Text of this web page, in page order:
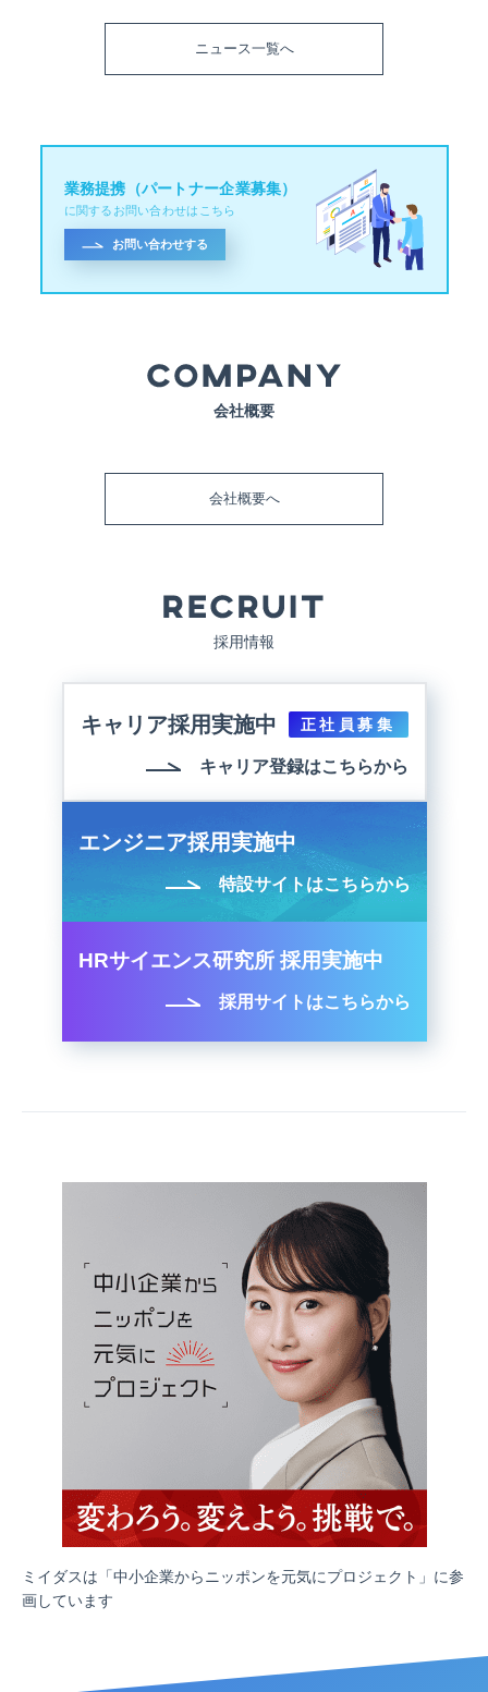
ニュース一覧へ
業務提携（パートナー企業募集）
に関するお問い合わせはこちら
お問い合わせする
会社概要
会社概要へ
採用情報
キャリア採用実施中 正社員募集
キャリア登録はこちらから
エンジニア採用実施中
特設サイトはこちらから
HRサイエンス研究所 採用実施中
採用サイトはこちらから
ミイダスは「中小企業からニッポンを元気にプロジェクト」に参
画しています